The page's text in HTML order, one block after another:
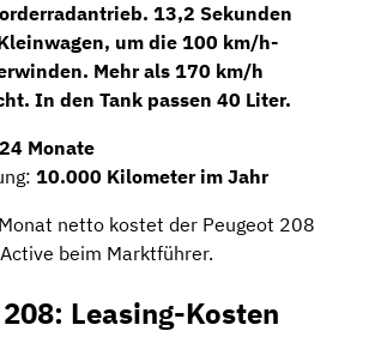
13,2 Sekunden
um die 100 km/h-
Mehr als 170 km/h
In den Tank passen 40 Liter.
24 Monate
10.000 Kilometer im Jahr
netto kostet der Peugeot 208
beim Marktführer.
Leasing-Kosten